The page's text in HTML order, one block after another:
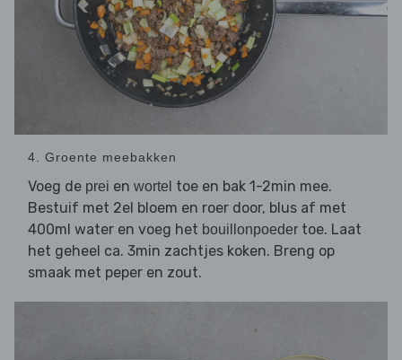
4. Groente meebakken
Voeg de prei en wortel toe en bak 1-2min mee.
Bestuif met 2el bloem en roer door, blus af met
400ml water en voeg het bouillonpoeder toe. Laat
het geheel ca. 3min zachtjes koken. Breng op
smaak met peper en zout.